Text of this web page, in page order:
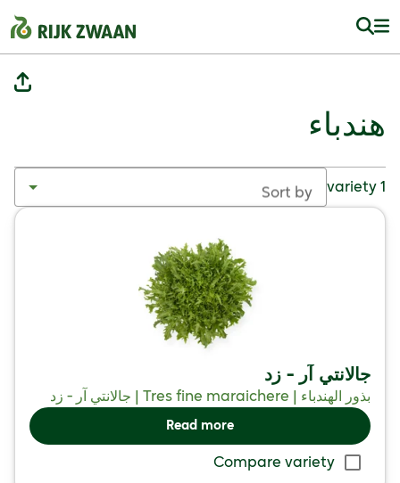
هندباء
1 variety
Sort by
جالانتي آر - زد
بذور الهندباء | Tres fine maraichere | جالانتي آر - زد
Read more
Compare variety